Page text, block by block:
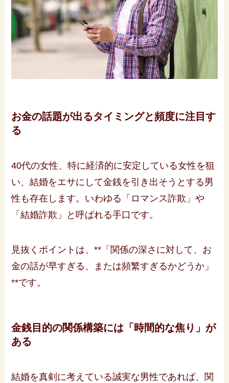
お金の話題が出るタイミングと頻度に注目す
る
40代の女性、特に経済的に安定している女性を狙
い、結婚をエサにして金銭を引き出そうとする男
性も存在します。いわゆる「ロマンス詐欺」や
「結婚詐欺」と呼ばれる手口です。
見抜くポイントは、**「関係の深さに対して、お
金の話が早すぎる、または頻繁すぎるかどうか」
**です。
金銭目的の関係構築には「時間的な焦り」が
ある
結婚を真剣に考えている誠実な男性であれば、関